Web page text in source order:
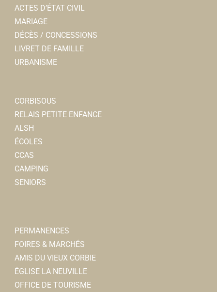
ACTES D’ÉTAT CIVIL
MARIAGE
DÉCÈS / CONCESSIONS
LIVRET DE FAMILLE
URBANISME
CORBISOUS
RELAIS PETITE ENFANCE
ALSH
ÉCOLES
CCAS
CAMPING
SENIORS
PERMANENCES
FOIRES & MARCHÉS
AMIS DU VIEUX CORBIE
ÉGLISE LA NEUVILLE
OFFICE DE TOURISME